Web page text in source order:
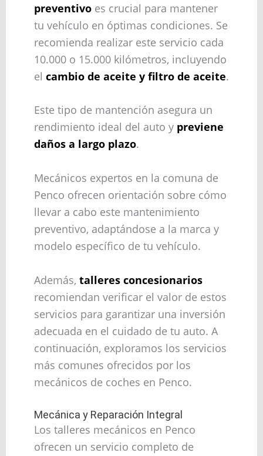
preventivoes crucial para mantener
tu vehículo en óptimas condiciones. Se
recomienda realizar este servicio cada
10.000 o 15.000 kilómetros, incluyendo
el cambio de aceite y filtro de aceite.
Este tipo de mantención asegura un
rendimiento ideal del auto y previene
daños a largo plazo.
Mecánicos expertos en la comuna de
Penco ofrecen orientación sobre cómo
llevar a cabo este mantenimiento
preventivo, adaptándose a la marca y
modelo específico de tu vehículo.
Además, talleres concesionarios
recomiendan verificar el valor de estos
servicios para garantizar una inversión
adecuada en el cuidado de tu auto. A
continuación, exploramos los servicios
más comunes ofrecidos por los
mecánicos de coches en Penco.
Mecánica y Reparación Integral
Los talleres mecánicos en Penco
ofrecen un servicio completo de